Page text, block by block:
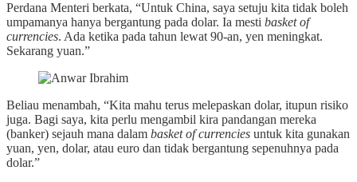
Perdana Menteri berkata, “Untuk China, saya setuju kita tidak boleh
umpamanya hanya bergantung pada dolar. Ia mesti basket of
currencies. Ada ketika pada tahun lewat 90-an, yen meningkat.
Sekarang yuan.”
Beliau menambah, “Kita mahu terus melepaskan dolar, itupun risiko
juga. Bagi saya, kita perlu mengambil kira pandangan mereka
(banker) sejauh mana dalam basket of currencies untuk kita gunakan
yuan, yen, dolar, atau euro dan tidak bergantung sepenuhnya pada
dolar.”